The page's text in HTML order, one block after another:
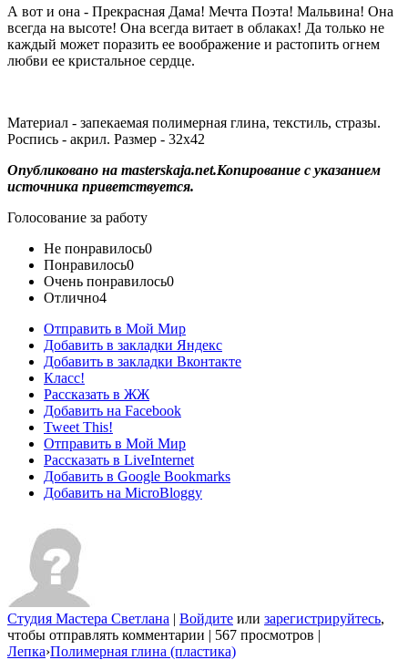
А вот и она - Прекрасная Дама! Мечта Поэта! Мальвина! Она
всегда на высоте! Она всегда витает в облаках! Да только не
каждый может поразить ее воображение и растопить огнем
любви ее кристальное сердце.
Материал - запекаемая полимерная глина, текстиль, стразы.
Роспись - акрил. Размер - 32х42
Опубликовано на masterskaja.net.Копирование с указанием
источника приветствуется.
Голосование за работу
Не понравилось0
Понравилось0
Очень понравилось0
Отлично4
Отправить в Мой Мир
Добавить в закладки Яндекс
Добавить в закладки Вконтакте
Класс!
Рассказать в ЖЖ
Добавить на Facebook
Tweet This!
Отправить в Мой Мир
Рассказать в LiveInternet
Добавить в Google Bookmarks
Добавить на MicroBloggy
Студия Мастера Светлана | Войдите или зарегистрируйтесь,
чтобы отправлять комментарии | 567 просмотров |
Лепка›Полимерная глина (пластика)